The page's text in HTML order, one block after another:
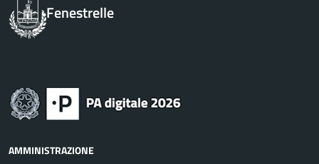
Fenestrelle
AMMINISTRAZIONE